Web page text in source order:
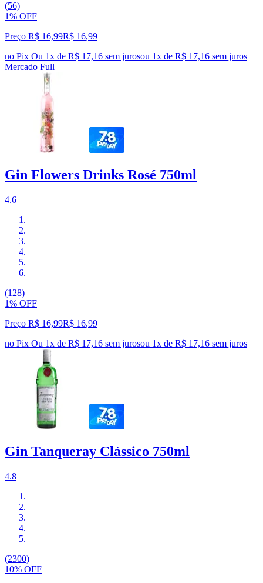
(56)
1% OFF
Preço R$ 16,99R$ 16,99
no Pix Ou 1x de R$ 17,16 sem jurosou 1x de R$ 17,16 sem juros
Mercado Full
Gin Flowers Drinks Rosé 750ml
4.6
(128)
1% OFF
Preço R$ 16,99R$ 16,99
no Pix Ou 1x de R$ 17,16 sem jurosou 1x de R$ 17,16 sem juros
Gin Tanqueray Clássico 750ml
4.8
(2300)
10% OFF